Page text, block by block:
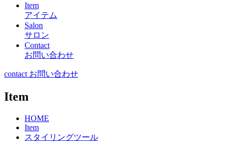
Item
アイテム
Salon
サロン
Contact
お問い合わせ
contact お問い合わせ
Item
HOME
Item
スタイリングツール